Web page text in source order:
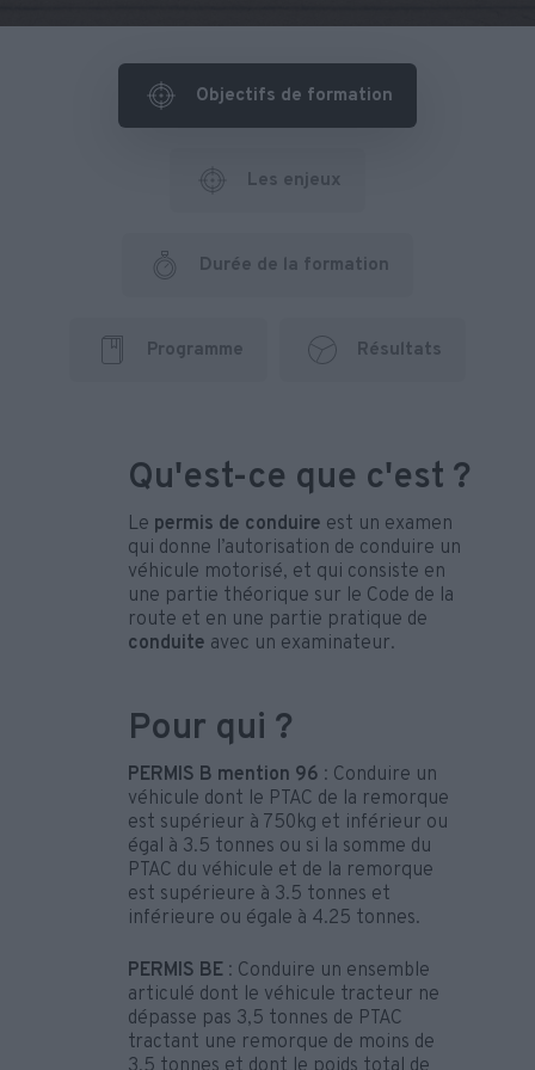
Objectifs de formation
Les enjeux
Durée de la formation
Programme Résultats
Qu'est-ce que c'est ?
Le permis de conduire est un examen
qui donne l’autorisation de conduire un
véhicule motorisé, et qui consiste en
une partie théorique sur le Code de la
route et en une partie pratique de
conduite avec un examinateur.
Pour qui ?
PERMIS B mention 96 : Conduire un
véhicule dont le PTAC de la remorque
est supérieur à 750kg et inférieur ou
égal à 3.5 tonnes ou si la somme du
PTAC du véhicule et de la remorque
est supérieure à 3.5 tonnes et
inférieure ou égale à 4.25 tonnes.
PERMIS BE: Conduire un ensemble
articulé dont le véhicule tracteur ne
dépasse pas 3,5 tonnes de PTAC
tractant une remorque de moins de